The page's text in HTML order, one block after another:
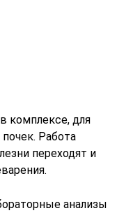
комплексе, для
Работа
переходят и
анализы